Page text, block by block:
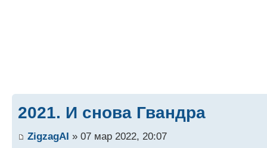
2021. И снова Гвандра
ZigzagAI » 07 мар 2022, 20:07